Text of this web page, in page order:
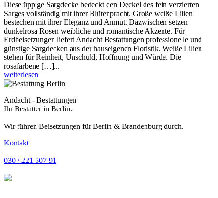
Diese üppige Sargdecke bedeckt den Deckel des fein verzierten
Sarges vollständig mit ihrer Blütenpracht. Große weiße Lilien
bestechen mit ihrer Eleganz und Anmut. Dazwischen setzen
dunkelrosa Rosen weibliche und romantische Akzente. Für
Erdbeisetzungen liefert Andacht Bestattungen professionelle und
günstige Sargdecken aus der hauseigenen Floristik. Weiße Lilien
stehen für Reinheit, Unschuld, Hoffnung und Würde. Die
rosafarbene […]...
weiterlesen
Andacht - Bestattungen
Ihr Bestatter in Berlin.
Wir führen Beisetzungen für Berlin & Brandenburg durch.
Kontakt
030 / 221 507 91